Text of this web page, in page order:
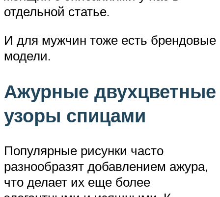
отдельной статье.
И для мужчин тоже есть брендовые
модели.
Ажурные двухцветные
узоры спицами
Популярные рисунки часто
разнообразят добавлением ажура,
что делает их еще более